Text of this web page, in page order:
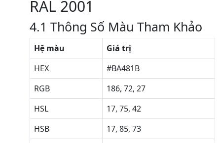
RAL 2001
4.1 Thông Số Màu Tham Khảo
Hệ màu
Giá trị
HEX
#BA481B
RGB
186, 72, 27
HSL
17, 75, 42
HSB
17, 85, 73